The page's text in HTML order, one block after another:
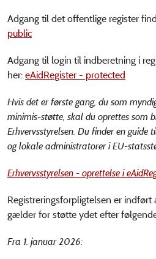
Adgang til det offentlige register
public
Adgang til login til indberetning i
her: eAidRegister - protected
Hvis det er første gang, du som
minimis-støtte, skal du oprettes som
Erhvervsstyrelsen. Du finder en guide
og lokale administratorer i EU-
Erhvervsstyrelsen - oprettelse i
Registreringsforpligtelsen er
gælder for støtte ydet efter
Fra 1. januar 2026: